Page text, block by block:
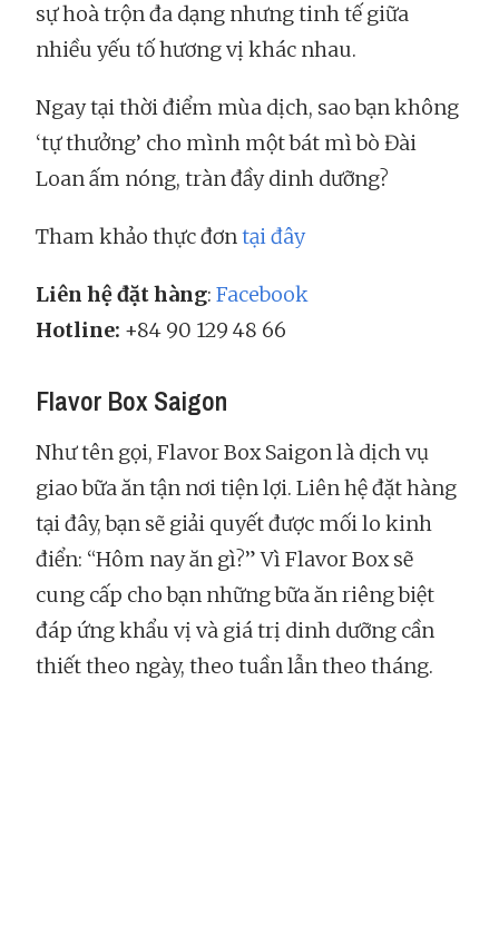
sự hoà trộn đa dạng nhưng tinh tế giữa
nhiều yếu tố hương vị khác nhau.
Ngay tại thời điểm mùa dịch, sao bạn không
‘tự thưởng’ cho mình một bát mì bò Đài
Loan ấm nóng, tràn đầy dinh dưỡng?
Tham khảo thực đơntại đây
Liên hệ đặt hàng: Facebook
Hotline: +84 90 129 48 66
Flavor Box Saigon
Như tên gọi, Flavor Box Saigon là dịch vụ
giao bữa ăn tận nơi tiện lợi. Liên hệ đặt hàng
tại đây, bạn sẽ giải quyết được mối lo kinh
điển: “Hôm nay ăn gì?” Vì Flavor Box sẽ
cung cấp cho bạn những bữa ăn riêng biệt
đáp ứng khẩu vị và giá trị dinh dưỡng cần
thiết theo ngày, theo tuần lẫn theo tháng.